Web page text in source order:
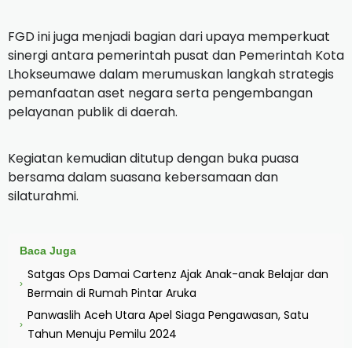
FGD ini juga menjadi bagian dari upaya memperkuat
sinergi antara pemerintah pusat dan Pemerintah Kota
Lhokseumawe dalam merumuskan langkah strategis
pemanfaatan aset negara serta pengembangan
pelayanan publik di daerah.
Kegiatan kemudian ditutup dengan buka puasa
bersama dalam suasana kebersamaan dan
silaturahmi.
Baca Juga
›
Satgas Ops Damai Cartenz Ajak Anak-anak Belajar dan
Bermain di Rumah Pintar Aruka
›
Panwaslih Aceh Utara Apel Siaga Pengawasan, Satu
Tahun Menuju Pemilu 2024